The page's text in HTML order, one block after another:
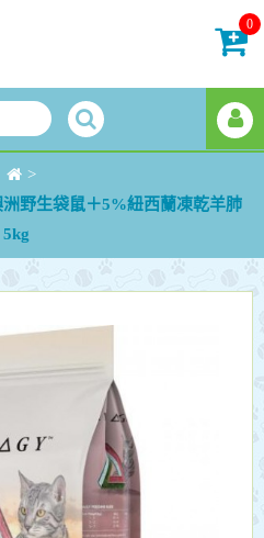
0
>
野生袋鼠＋5%紐西蘭凍乾羊肺
5kg